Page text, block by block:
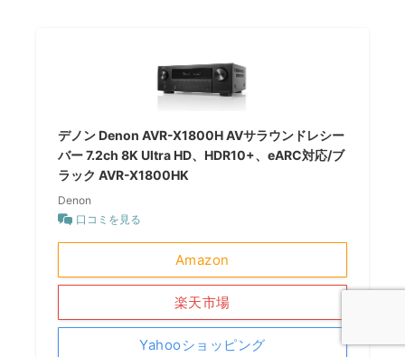
デノン Denon AVR-X1800H AVサラウンドレシー
バー 7.2ch 8K Ultra HD、HDR10+、eARC対応/ブ
ラック AVR-X1800HK
Denon
口コミを見る
Amazon
楽天市場
Yahooショッピング